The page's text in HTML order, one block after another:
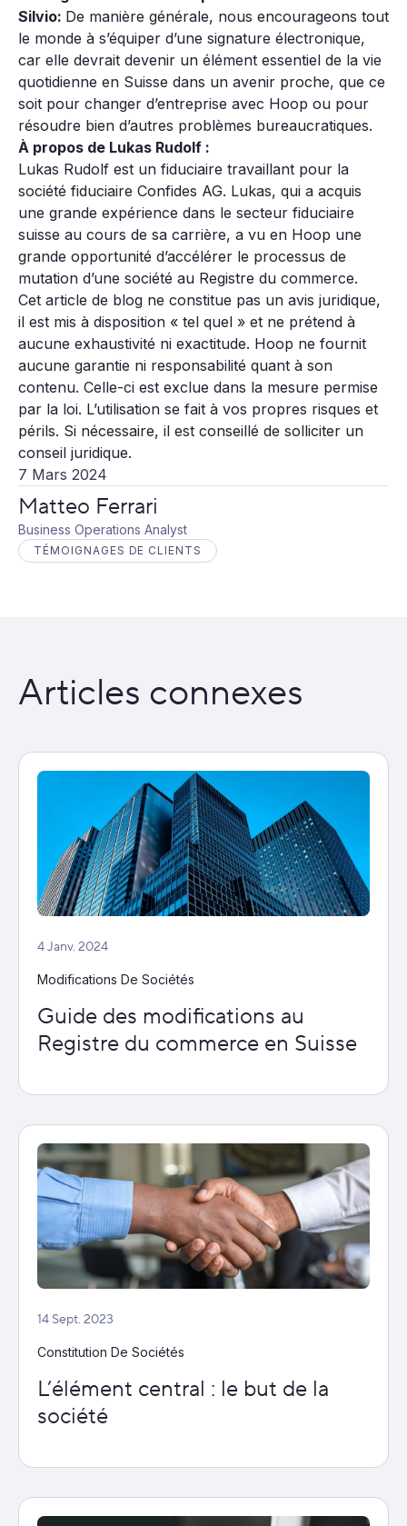
7 Mars 2024
Matteo Ferrari
Business Operations Analyst
TÉMOIGNAGES DE CLIENTS
Silvio: De manière générale, nous encourageons tout
le monde à s’équiper d’une signature électronique,
car elle devrait devenir un élément essentiel de la vie
quotidienne en Suisse dans un avenir proche, que ce
soit pour changer d’entreprise avec Hoop ou pour
résoudre bien d’autres problèmes bureaucratiques.
À propos de Lukas Rudolf :
Lukas Rudolf est un fiduciaire travaillant pour la
société fiduciaire Confides AG. Lukas, qui a acquis
une grande expérience dans le secteur fiduciaire
suisse au cours de sa carrière, a vu en Hoop une
grande opportunité d’accélérer le processus de
mutation d’une société au Registre du commerce.
Cet article de blog ne constitue pas un avis juridique,
il est mis à disposition « tel quel » et ne prétend à
aucune exhaustivité ni exactitude. Hoop ne fournit
aucune garantie ni responsabilité quant à son
contenu. Celle-ci est exclue dans la mesure permise
par la loi. L’utilisation se fait à vos propres risques et
périls. Si nécessaire, il est conseillé de solliciter un
conseil juridique.
Articles connexes
4 Janv. 2024
Modifications De Sociétés
Guide des modifications au
Registre du commerce en Suisse
14 Sept. 2023
Constitution De Sociétés
L’élément central : le but de la
société